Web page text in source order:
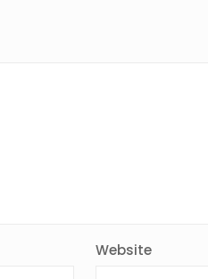
Website